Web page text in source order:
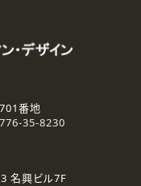
ために利用いたし
ずれかの方法とい
に従う場合を除き、
たした委託先に、個
番地
35-8230
名興ビル7F